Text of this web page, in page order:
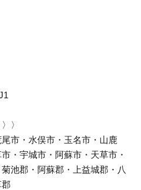
〉
市・水俣市・玉名市・山鹿
・宇城市・阿蘇市・天草市・
池郡・阿蘇郡・上益城郡・八